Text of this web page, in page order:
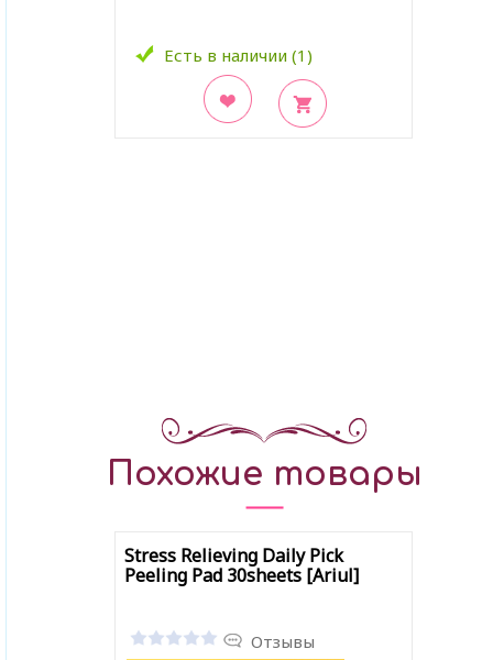
Есть в наличии (1)
Похожие товары
Stress Relieving Daily Pick
Peeling Pad 30sheets [Ariul]
Отзывы